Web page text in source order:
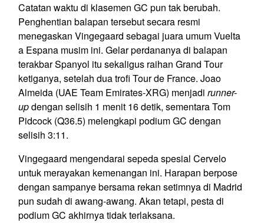
Catatan waktu di klasemen GC pun tak berubah.
Penghentian balapan tersebut secara resmi
menegaskan Vingegaard sebagai juara umum Vuelta
a Espana musim ini. Gelar perdananya di balapan
terakbar Spanyol itu sekaligus raihan Grand Tour
ketiganya, setelah dua trofi Tour de France. Joao
Almeida (UAE Team Emirates-XRG) menjadi runner-
updengan selisih 1 menit 16 detik, sementara Tom
Pidcock (Q36.5) melengkapi podium GC dengan
selisih 3:11.
Vingegaard mengendarai sepeda spesial Cervelo
untuk merayakan kemenangan ini. Harapan berpose
dengan sampanye bersama rekan setimnya di Madrid
pun sudah di awang-awang. Akan tetapi, pesta di
podium GC akhirnya tidak terlaksana.